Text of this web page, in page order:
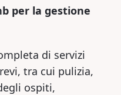
per la gestione
di servizi
tra cui pulizia,
ospiti,